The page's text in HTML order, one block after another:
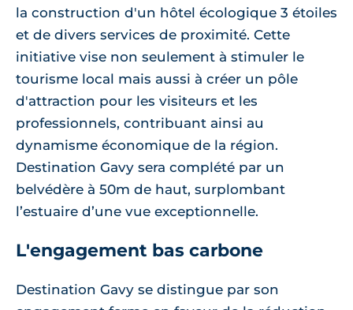
la construction d'un hôtel écologique 3 étoiles
et de divers services de proximité. Cette
initiative vise non seulement à stimuler le
tourisme local mais aussi à créer un pôle
d'attraction pour les visiteurs et les
professionnels, contribuant ainsi au
dynamisme économique de la région.
Destination Gavy sera complété par un
belvédère à 50m de haut, surplombant
l’estuaire d’une vue exceptionnelle.
L'engagement bas carbone
Destination Gavy se distingue par son